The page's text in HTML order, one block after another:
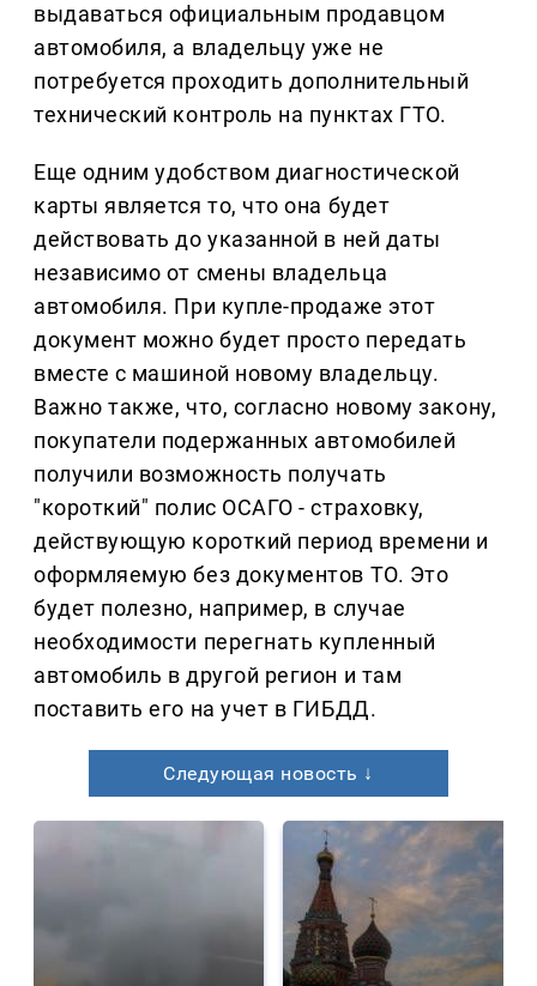
выдаваться официальным продавцом
автомобиля, а владельцу уже не
потребуется проходить дополнительный
технический контроль на пунктах ГТО.
Еще одним удобством диагностической
карты является то, что она будет
действовать до указанной в ней даты
независимо от смены владельца
автомобиля. При купле-продаже этот
документ можно будет просто передать
вместе с машиной новому владельцу.
Важно также, что, согласно новому закону,
покупатели подержанных автомобилей
получили возможность получать
"короткий" полис ОСАГО - страховку,
действующую короткий период времени и
оформляемую без документов ТО. Это
будет полезно, например, в случае
необходимости перегнать купленный
автомобиль в другой регион и там
поставить его на учет в ГИБДД.
Следующая новость ↓